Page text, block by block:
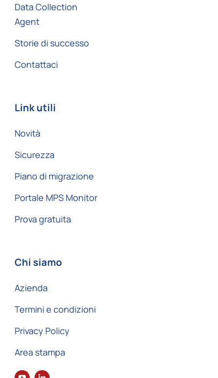
Data Collection
Agent
Storie di successo
Contattaci
Link utili
Novità
Sicurezza
Piano di migrazione
Portale MPS Monitor
Prova gratuita
Chi siamo
Azienda
Termini e condizioni
Privacy Policy
Area stampa